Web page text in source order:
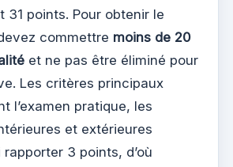
31 points. Pour obtenir le
commettre moins de 20
et ne pas être éliminé pour
Les critères principaux
l’examen pratique, les
et extérieures
3 points, d’où